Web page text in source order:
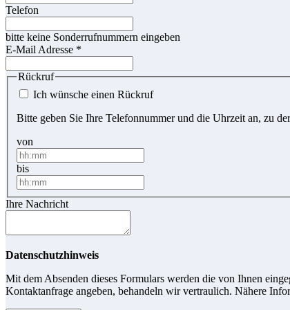
Telefon
bitte keine Sonderrufnummern eingeben
E-Mail Adresse *
Rückruf
Ich wünsche einen Rückruf
Bitte geben Sie Ihre Telefonnummer und die Uhrzeit an, zu
von
bis
Ihre Nachricht
Datenschutzhinweis
Mit dem Absenden dieses Formulars werden die von Ihnen
Kontaktanfrage angeben, behandeln wir vertraulich. Nähere